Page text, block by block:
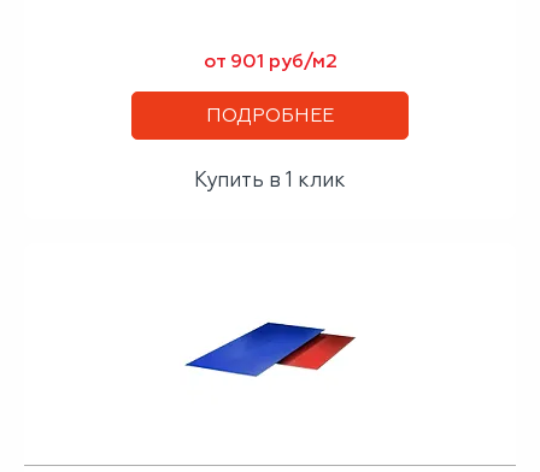
от 901 руб/м2
ПОДРОБНЕЕ
Купить в 1 клик